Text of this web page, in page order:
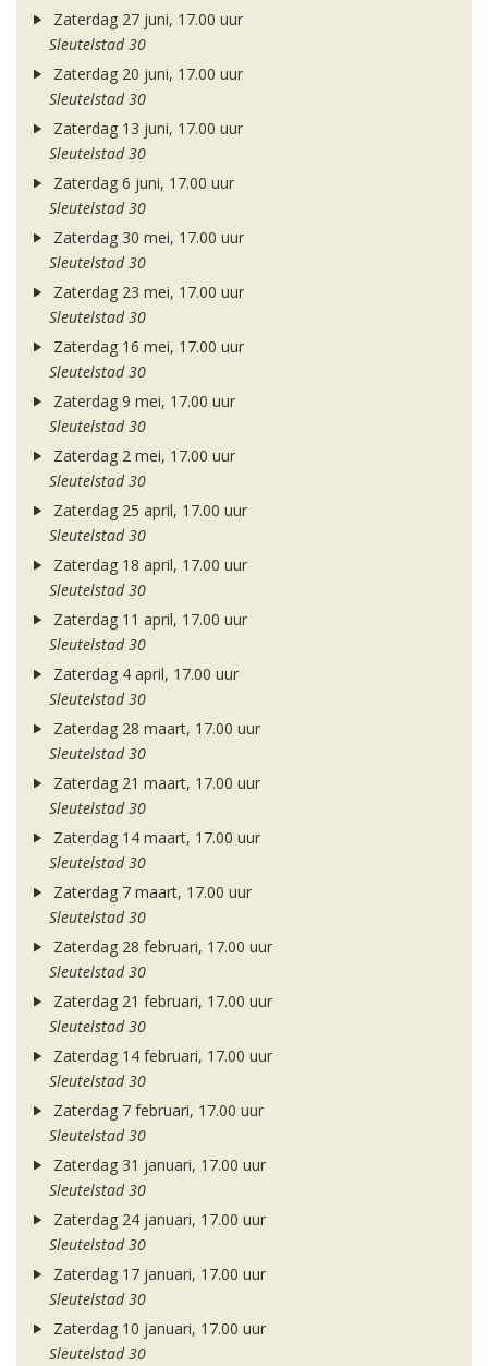
Zaterdag 27 juni, 17.00 uur
Sleutelstad 30
Zaterdag 20 juni, 17.00 uur
Sleutelstad 30
Zaterdag 13 juni, 17.00 uur
Sleutelstad 30
Zaterdag 6 juni, 17.00 uur
Sleutelstad 30
Zaterdag 30 mei, 17.00 uur
Sleutelstad 30
Zaterdag 23 mei, 17.00 uur
Sleutelstad 30
Zaterdag 16 mei, 17.00 uur
Sleutelstad 30
Zaterdag 9 mei, 17.00 uur
Sleutelstad 30
Zaterdag 2 mei, 17.00 uur
Sleutelstad 30
Zaterdag 25 april, 17.00 uur
Sleutelstad 30
Zaterdag 18 april, 17.00 uur
Sleutelstad 30
Zaterdag 11 april, 17.00 uur
Sleutelstad 30
Zaterdag 4 april, 17.00 uur
Sleutelstad 30
Zaterdag 28 maart, 17.00 uur
Sleutelstad 30
Zaterdag 21 maart, 17.00 uur
Sleutelstad 30
Zaterdag 14 maart, 17.00 uur
Sleutelstad 30
Zaterdag 7 maart, 17.00 uur
Sleutelstad 30
Zaterdag 28 februari, 17.00 uur
Sleutelstad 30
Zaterdag 21 februari, 17.00 uur
Sleutelstad 30
Zaterdag 14 februari, 17.00 uur
Sleutelstad 30
Zaterdag 7 februari, 17.00 uur
Sleutelstad 30
Zaterdag 31 januari, 17.00 uur
Sleutelstad 30
Zaterdag 24 januari, 17.00 uur
Sleutelstad 30
Zaterdag 17 januari, 17.00 uur
Sleutelstad 30
Zaterdag 10 januari, 17.00 uur
Sleutelstad 30